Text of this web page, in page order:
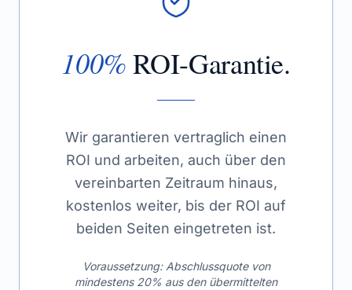
100%ROI-Garantie.
Wir garantieren vertraglich einen
ROI und arbeiten, auch über den
vereinbarten Zeitraum hinaus,
kostenlos weiter, bis der ROI auf
beiden Seiten eingetreten ist.
Voraussetzung: Abschlussquote von
mindestens 20% aus den übermittelten